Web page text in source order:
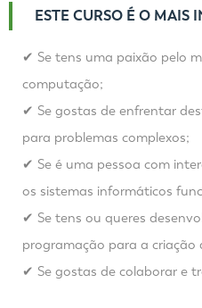
ESTE CURSO É O MAIS
✔ Se tens uma paixão pelo
computação;
✔ Se gostas de enfrentar
para problemas complexos;
✔ Se é uma pessoa com
os sistemas informáticos
✔ Se tens ou queres
programação para a criação
✔ Se gostas de colaborar e